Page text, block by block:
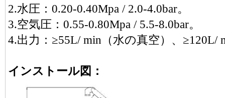
2.水圧：0.20-0.40Mpa / 2.0-4.0bar。
3.空気圧：0.55-0.80Mpa / 5.5-8.0bar。
4.出力：≥55L/ min（水の真空）、≥120L/
インストール図：